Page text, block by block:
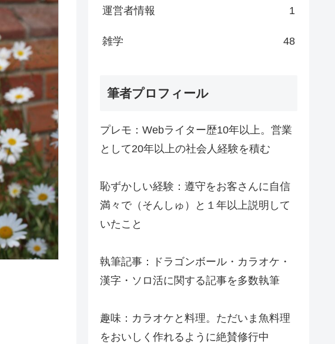
運営者情報 1
雑学 48
筆者プロフィール
プレモ：Webライター歴10年以上。営業
として20年以上の社会人経験を積む
恥ずかしい経験：遵守をお客さんに自信
満々で（そんしゅ）と１年以上説明して
いたこと
執筆記事：ドラゴンボール・カラオケ・
漢字・ソロ活に関する記事を多数執筆
趣味：カラオケと料理。ただいま魚料理
をおいしく作れるように絶賛修行中